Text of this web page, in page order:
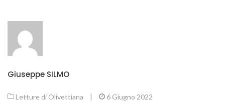
Giuseppe SILMO
Letture di Olivettiana | 6 Giugno 2022